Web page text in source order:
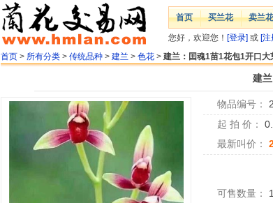
首页 买兰花 卖兰花
您好，欢迎您！ [登录] 或 [注
首页 > 所有分类 > 传统品种 > 建兰 > 色花 > 建兰：囯魂1苗1花包1开口大
建
物品编号：
起 拍 价：
最新叫价：
可售数量：